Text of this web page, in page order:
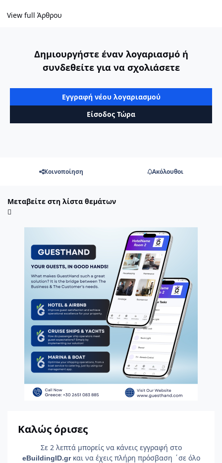
View full Άρθρου
Δημιουργήστε έναν λογαριασμό ή
συνδεθείτε για να σχολιάσετε
Εγγραφή νέου λογαριασμού
Είσοδος Τώρα
Κοινοποίηση Ακόλουθοι
Μεταβείτε στη λίστα θεμάτων
Καλώς όρισες
Σε 2 λεπτά μπορείς να κάνεις εγγραφή στο
eBuildingID.gr και να έχεις πλήρη πρόσβαση ΄σε όλο